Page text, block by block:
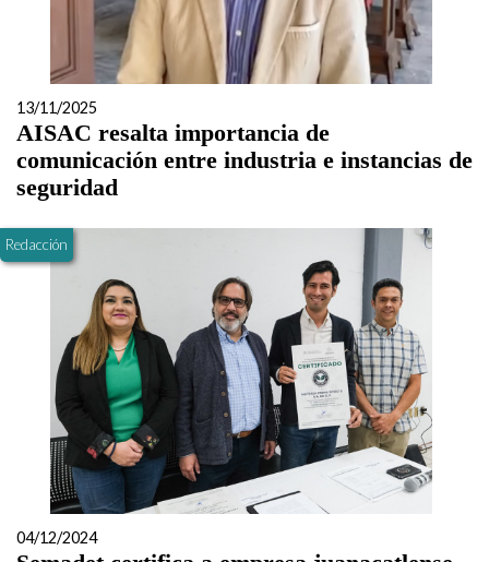
13/11/2025
AISAC resalta importancia de
comunicación entre industria e instancias de
seguridad
Redacción
04/12/2024